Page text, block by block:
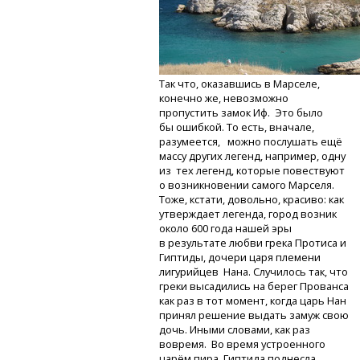
Так что, оказавшись в Марселе,
конечно же, невозможно
пропустить замок Иф. Это было
бы ошибкой. То есть, вначале,
разумеется, можно послушать ещё
массу других легенд, например, одну
из тех легенд, которые повествуют
о возникновении самого Марселя.
Тоже, кстати, довольно, красиво: как
утверждает легенда, город возник
около 600 года нашей эры
в результате любви грека Протиса и
Гиптиды, дочери царя племени
лигурийцев Нана. Случилось так, что
греки высадились на берег Прованса
как раз в тот момент, когда царь Нан
принял решение выдать замуж свою
дочь. Иными словами, как раз
вовремя. Во время устроенного